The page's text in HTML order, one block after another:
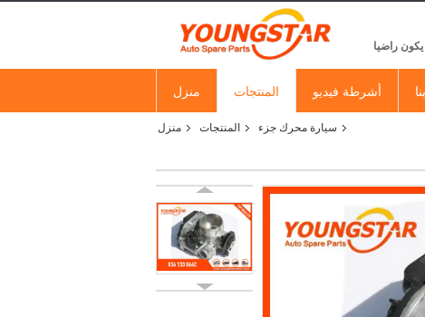
راضيا
منزل المنتجات أشرطة فيديو
منزل المنتجات سيارة محرك جزء